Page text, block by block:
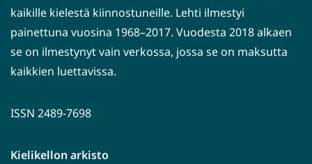
kaikille kielestä kiinnostuneille. Lehti ilmestyi
painettuna vuosina 1968–2017. Vuodesta 2018 alkaen
se on ilmestynyt vain verkossa, jossa se on maksutta
kaikkien luettavissa.
ISSN 2489-7698
Kielikellon arkisto